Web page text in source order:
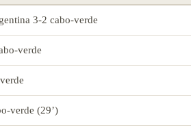
3-2 cabo-verde
verde
verde (29’)